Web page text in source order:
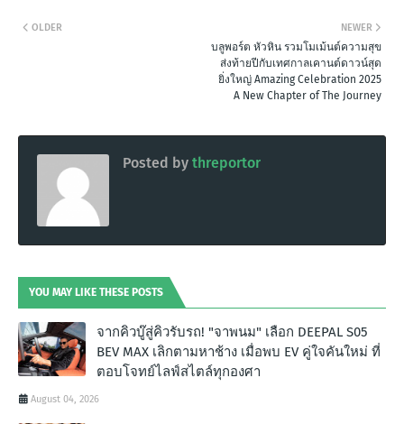
NEWER
บลูพอร์ต หัวหิน รวมโมเม้นต์ความสุข
ส่งท้ายปีกับเทศกาลเคานต์ดาวน์สุด
ยิ่งใหญ่ Amazing Celebration 2025
A New Chapter of The Journey
OLDER
Posted by threportor
YOU MAY LIKE THESE POSTS
จากคิวบู๊สู่คิวรับรถ! "จาพนม" เลือก DEEPAL S05
BEV MAX เลิกตามหาช้าง เมื่อพบ EV คู่ใจคันใหม่ ที่
ตอบโจทย์ไลฟ์สไตล์ทุกองศา
August 04, 2026